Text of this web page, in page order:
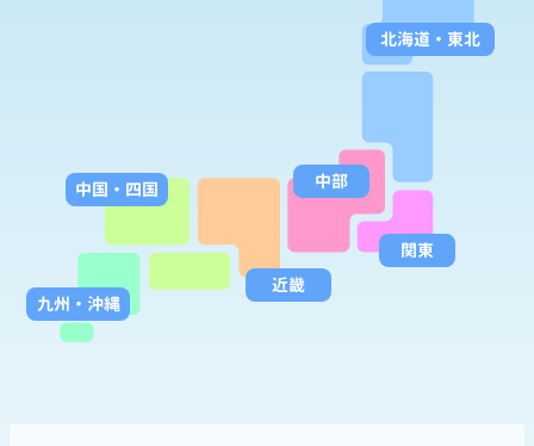
北海道・ 東北
関東
中部
近畿
中国 ・ 四国
九州 ・ 沖縄